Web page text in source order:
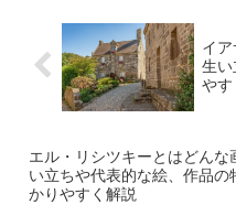
イ
生い
やす
エル・リシツキーとはどんな
い立ちや代表的な絵、作品の
かりやすく解説